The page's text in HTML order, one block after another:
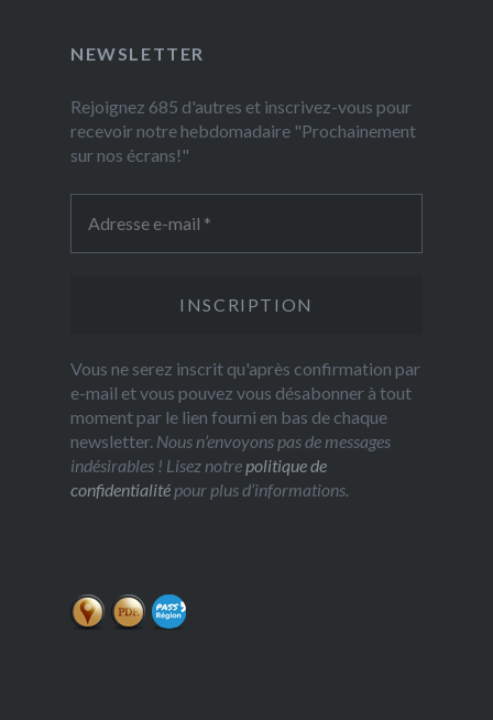
NEWSLETTER
Rejoignez 685 d'autres et inscrivez-vous pour
recevoir notre hebdomadaire "Prochainement
sur nos écrans!"
Vous ne serez inscrit qu'après confirmation par
e-mail et vous pouvez vous désabonner à tout
moment par le lien fourni en bas de chaque
newsletter. Nous n’envoyons pas de messages
indésirables ! Lisez notrepolitique de
confidentialitépour plus d’informations.